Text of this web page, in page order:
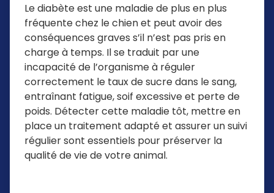
Le diabète est une maladie de plus en plus
fréquente chez le chien et peut avoir des
conséquences graves s’il n’est pas pris en
charge à temps. Il se traduit par une
incapacité de l’organisme à réguler
correctement le taux de sucre dans le sang,
entraînant fatigue, soif excessive et perte de
poids. Détecter cette maladie tôt, mettre en
place un traitement adapté et assurer un suivi
régulier sont essentiels pour préserver la
qualité de vie de votre animal.